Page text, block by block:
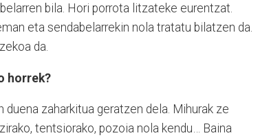
bila. Hori porrota litzateke eurentzat.
eta sendabelarrekin nola tratatu bilatzen da.
da.
horrek?
duena zaharkitua geratzen dela. Mihurak ze
tentsiorako, pozoia nola kendu… Baina